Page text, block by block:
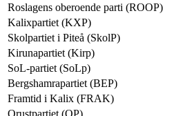
Roslagens oberoende parti (ROOP)
Kalixpartiet (KXP)
Skolpartiet i Piteå (SkolP)
Kirunapartiet (Kirp)
SoL-partiet (SoLp)
Bergshamrapartiet (BEP)
Framtid i Kalix (FRAK)
Orustpartiet (OP)